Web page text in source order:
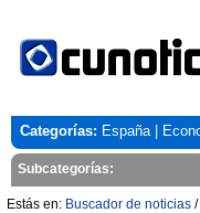
Categorías: España|
Subcategorías:
Estás en: Buscador de noticias /